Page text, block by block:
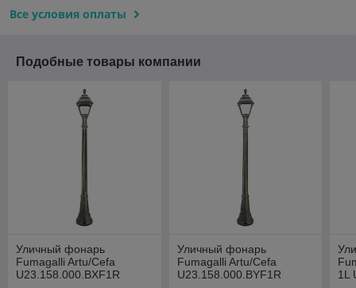
Все условия оплаты
Подобные товары компании
Уличный фонарь
Fumagalli Artu/Cefa
U23.158.000.BXF1R
Уличный фонарь
Fumagalli Artu/Cefa
U23.158.000.BYF1R
1L